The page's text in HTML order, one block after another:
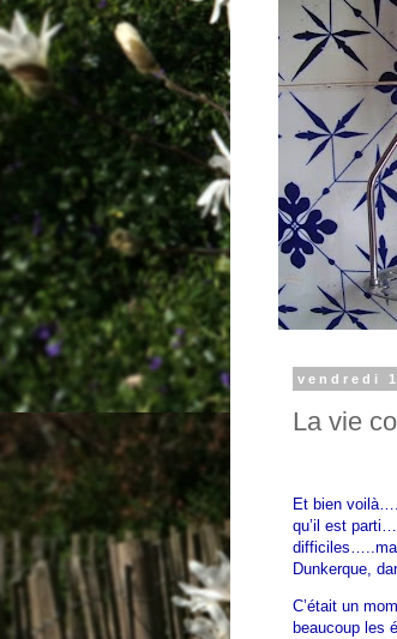
vendredi
La vie
Et bien
qu’il est
Dunkerque,
C’était un
beaucoup les